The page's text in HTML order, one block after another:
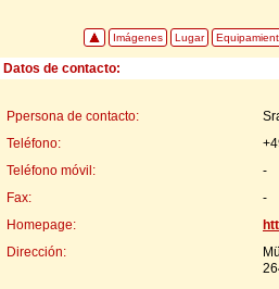
Imágenes Lugar
Datos de contacto:
Ppersona de contacto:
Teléfono:
Teléfono móvil:
-
Fax:
-
Homepage:
Dirección: